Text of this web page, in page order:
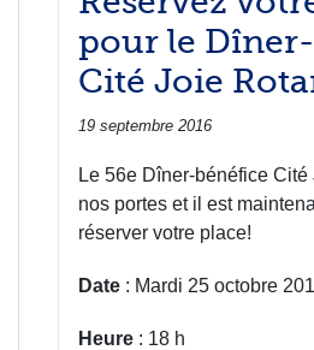
pour le
Cité Joie
19 septembre 2016
Le 56e Dîner-bénéfice Cité
nos portes et il est
réserver votre place!
Date : Mardi 25 octobre
Heure : 18 h